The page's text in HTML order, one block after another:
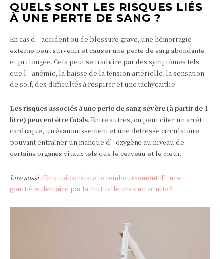
QUELS SONT LES RISQUES LIÉS
À UNE PERTE DE SANG ?
En cas d’accident ou de blessure grave, une hémorragie
externe peut survenir et causer une perte de sang abondante
et prolongée. Cela peut se traduire par des symptômes tels
que l’anémie, la baisse de la tension artérielle, la sensation
de soif, des difficultés à respirer et une tachycardie.
Les risques associés à une perte de sang sévère (à partir de 1
litre) peuvent être fatals. Entre autres, on peut citer un arrêt
cardiaque, un évanouissement et une détresse circulatoire
pouvant entraîner un manque d’oxygène au niveau de
certains organes vitaux tels que le cerveau et le cœur.
Lire aussi :En quoi consiste le remboursement d’une
gouttière dentaire par la mutuelle chez un adulte ?